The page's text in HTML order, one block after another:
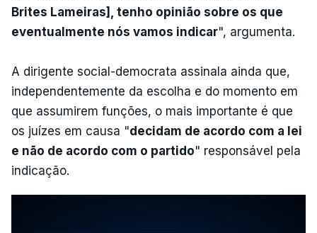
Brites Lameiras], tenho opinião sobre os que
eventualmente nós vamos indicar", argumenta.
A dirigente social-democrata assinala ainda que,
independentemente da escolha e do momento em
que assumirem funções, o mais importante é que
os juízes em causa "decidam de acordo com a lei
e não de acordo com o partido" responsável pela
indicação.